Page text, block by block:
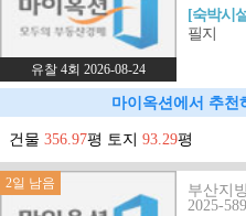
유찰 4회 2026-08-24
[숙박시
필지
마이옥션에서 추천
건물 356.97평 토지 93.29평
2일 남음
부산지
2025-